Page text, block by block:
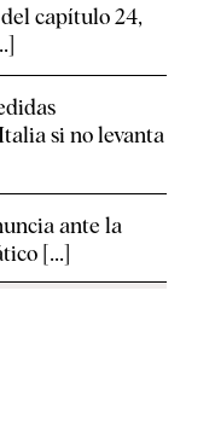
capítulo 24,
si no levanta
ante la
[...]